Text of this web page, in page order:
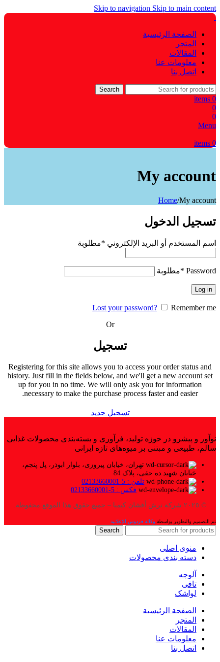
Skip to navigation Skip to main content
الصفحة الرئيسية
المتجر
المقالات
معلومات عنا
اتصل بنا
Search
0
items
0
0
Menu
0
items
My account
Home/My account
تسجيل الدخول
اسم المستخدم أو البريد الإلكتروني *مطلوبة
Password
*مطلوبة
Log in
Lost your password?
Remember me
Or
تسجیل
Registering for this site allows you to access your order status and
history. Just fill in the fields below, and we'll get a new account set
up for you in no time. We will only ask you for information
necessary to make the purchase process faster and easier.
تسجيل جديد
نوآور و پیشرو در حوزه تولید، فرآوری و بسته‌بندی محصولات غذایی
سالم، طبیعی و مبتنی بر میوه‌های تازه ایرانی
تهران، خیابان پیروزی، بلوار ابوذر، پل پنجم،
خیابان شهید ده حقی، پلاک 84
تلفن : 5-02133660001
فکس : 5-02133660001
© ٢٠٢٥ شركة ترش أفشان كيميا – جميع حقوق هذا الموقع محفوظة.
تم التصميم والتطوير بواسطة وكالة فردوس الإعلانية
Search
منوی اصلی
دسته بندی محصولات
آلوچه
تافی
لواشک
الصفحة الرئيسية
المتجر
المقالات
معلومات عنا
اتصل بنا